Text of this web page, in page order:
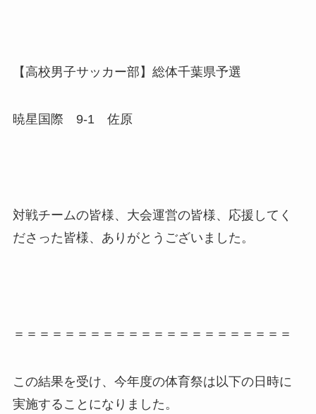
【高校男子サッカー部】総体千葉県予選
暁星国際 9-1 佐原
対戦チームの皆様、大会運営の皆様、応援してく
ださった皆様、ありがとうございました。
＝＝＝＝＝＝＝＝＝＝＝＝＝＝＝＝＝＝＝＝＝＝
この結果を受け、今年度の体育祭は以下の日時に
実施することになりました。